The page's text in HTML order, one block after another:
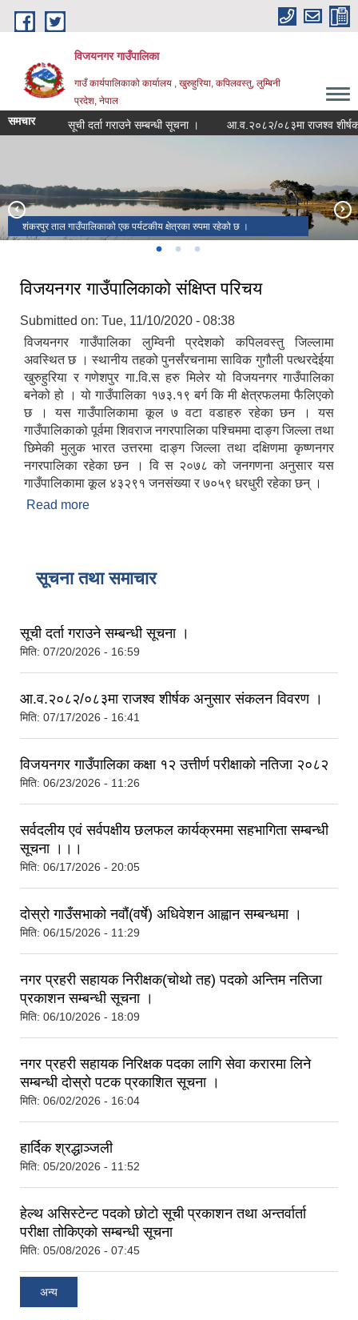
Skip to main content
विजयनगर गाउँपालिका
गाउँ कार्यपालिकाको कार्यालय , खुरुहुरिया, कपिलवस्तु, लुम्बिनी
प्रदेश, नेपाल
समचार सूची दर्ता गराउने सम्बन्धी सूचना । आ.व.२०८२/०८३मा राजश्व शीर्षक
शंकरपुर ताल गाउँपालिकाको एक पर्यटकीय क्षेत्रका रुपमा रहेको छ ।
समयमाई मन्दिर एक हिन्दुहरुको माहन चार्डपर्वहरुमा विभिन्न ठाउँबाट पुजा आजाका लागी
आउने गरेका छन् ।
थारु संग्रलय विजयनगर गाउँपालिकाको वडा नं २ को लोहरौलामा अवस्थित छ ।
विजयनगर गाउँपालिकाको संक्षिप्त परिचय
Submitted on: Tue, 11/10/2020 - 08:38
विजयनगर गाउँपालिका लुम्विनी प्रदेशको कपिलवस्तु जिल्लामा
अवस्थित छ । स्थानीय तहको पुनर्संरचनामा साविक गुगौली पत्थरदेईया
खुरुहुरिया र गणेशपुर गा.वि.स हरु मिलेर यो विजयनगर गाउँपालिका
बनेको हो । यो गाउँपालिका १७३.१९ बर्ग कि मी क्षेत्रफलमा फैलिएको
छ । यस गाउँपालिकामा कूल ७ वटा वडाहरु रहेका छन । यस
गाउँपालिकाको पूर्वमा शिवराज नगरपालिका पश्चिममा दाङ्ग जिल्ला तथा
छिमेकी मुलुक भारत उत्तरमा दाङ्ग जिल्ला तथा दक्षिणमा कृष्णनगर
नगरपालिका रहेका छन । वि स २०७८ को जनगणना अनुसार यस
गाउँपालिकामा कूल ४३२९१ जनसंख्या र ७०५९ धरधुरी रहेका छन् ।
Read more
सूचना तथा समाचार
सूची दर्ता गराउने सम्बन्धी सूचना ।
मिति: 07/20/2026 - 16:59
आ.व.२०८२/०८३मा राजश्व शीर्षक अनुसार संकलन विवरण ।
मिति: 07/17/2026 - 16:41
विजयनगर गाउँपालिका कक्षा १२ उत्तीर्ण परीक्षाको नतिजा २०८२
मिति: 06/23/2026 - 11:26
सर्वदलीय एवं सर्वपक्षीय छलफल कार्यक्रममा सहभागिता सम्बन्धी
सूचना ।।।
मिति: 06/17/2026 - 20:05
दोस्रो गाउँसभाको नवौं(वर्षे) अधिवेशन आह्वान सम्बन्धमा ।
मिति: 06/15/2026 - 11:29
नगर प्रहरी सहायक निरीक्षक(चोथो तह) पदको अन्तिम नतिजा
प्रकाशन सम्बन्धी सूचना ।
मिति: 06/10/2026 - 18:09
नगर प्रहरी सहायक निरिक्षक पदका लागि सेवा करारमा लिने
सम्बन्धी दाेस्राे पटक प्रकाशित सूचना ।
मिति: 06/02/2026 - 16:04
हार्दिक श्रद्धाञ्जली
मिति: 05/20/2026 - 11:52
हेल्थ असिस्टेन्ट पदकाे छाेटाे सूची प्रकाशन तथा अन्तर्वार्ता
परीक्षा ताेकिएकाे सम्बन्धी सूचना
मिति: 05/08/2026 - 07:45
अन्य